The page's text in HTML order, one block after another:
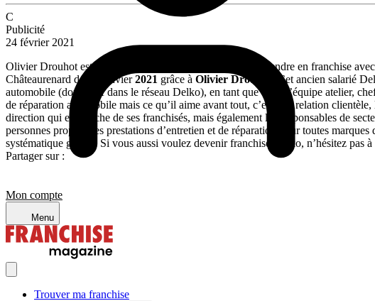
Mon compte
Menu
Trouver ma franchise
C
Publicité
24 février 2021
Olivier Drouhot est un ancien salarié qui a décidé d’entreprendre en franchise
Châteaurenard début janvier2021 grâce à Olivier Drouhot
. Cet ancien salarié
automobile (dont neuf dans le réseau Delko), en tant que chef d’équipe atelier,
de réparation automobile mais ce qu’il aime avant tout, c’est « la relation
direction qui est proche de ses franchisés, mais également les responsables de
personnes propose les prestations d’entretien et de réparation pour toutes
systématique gratuit. Si vous aussi voulez devenir franchisé Delko, n’hésitez pas
Partager sur :